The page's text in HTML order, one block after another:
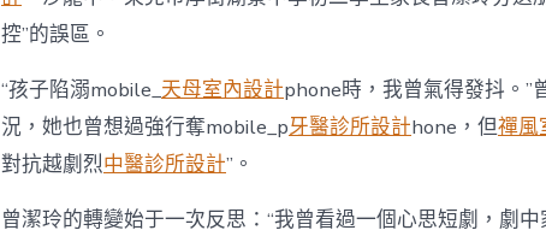
控”的誤區。
“孩子陷溺mobile_天母室內設計phone時，我曾氣得發抖。”
況，她也曾想過強行奪mobile_p牙醫診所設計hone，但禪風
對抗越劇烈中醫診所設計”。
曾潔玲的轉變始于一次反思：“我曾看過一個心思短劇，劇